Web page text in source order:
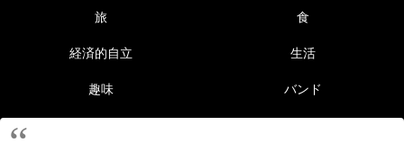
旅 食
経済的自立 生活
趣味 バンド